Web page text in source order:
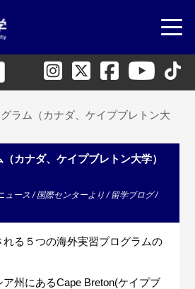
ラム（カナダ、ケイプブレトン大
カナダ、ケイプブレトン大学）
ュース/国際センターより/留学ブログ/
る５つの海外実習プログラムの
州にあるCape Breton(ケイプブ